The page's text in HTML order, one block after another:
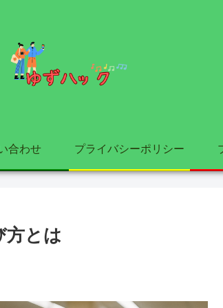
合わせ プライバシーポリシー
方とは